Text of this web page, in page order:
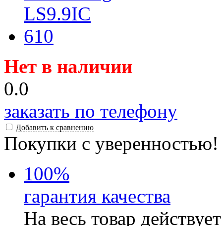
Нет в наличии
0.0
заказать по телефону
Добавить к сравнению
Покупки с уверенностью!
100%
гарантия качества
На весь товар